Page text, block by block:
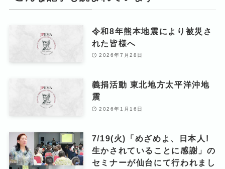
令和8年熊本地震により被災さ
れた皆様へ
2026年7月28日
義捐活動 東北地方太平洋沖地
震
2026年1月16日
7/19(火)「めざめよ、日本人!
生かされていることに感謝」の
セミナーが仙台にて行われまし